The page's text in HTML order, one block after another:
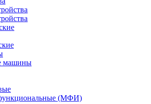
машины
(МФИ)